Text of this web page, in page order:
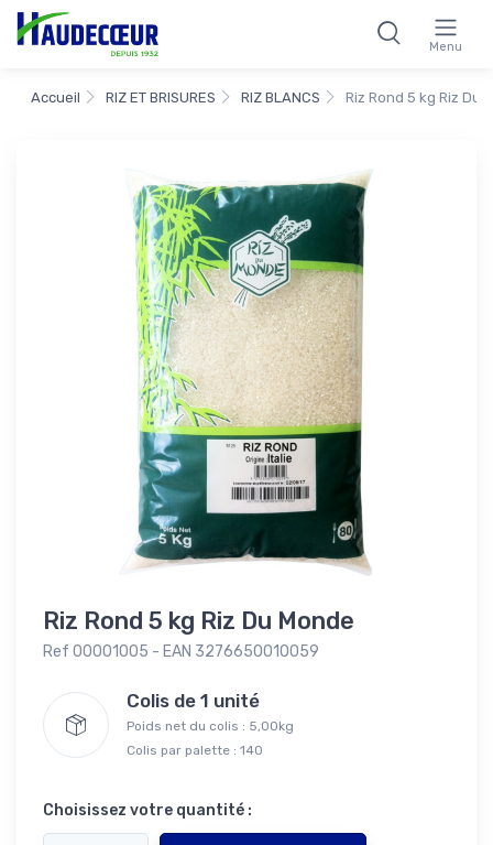
Menu
Accueil RIZ ET BRISURES RIZ BLANCS Riz Rond 5 kg Riz Du
Riz Rond 5 kg Riz Du Monde
Ref 00001005 - EAN 3276650010059
Colis de 1 unité
Poids net du colis : 5,00kg
Colis par palette : 140
Choisissez votre quantité :